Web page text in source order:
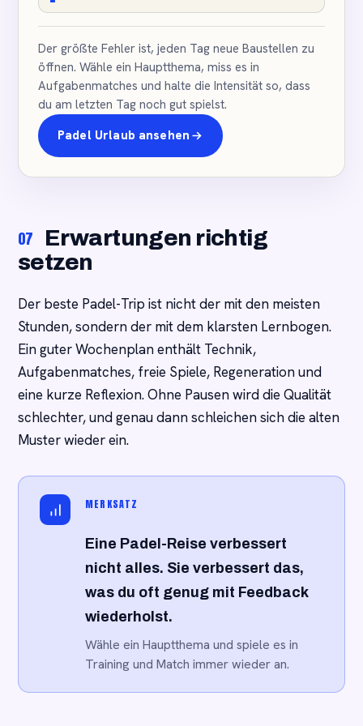
Der größte Fehler ist, jeden Tag neue Baustellen zu
öffnen. Wähle ein Hauptthema, miss es in
Aufgabenmatches und halte die Intensität so, dass
du am letzten Tag noch gut spielst.
Padel Urlaub ansehen
07
Erwartungen richtig
setzen
Der beste Padel-Trip ist nicht der mit den meisten
Stunden, sondern der mit dem klarsten Lernbogen.
Ein guter Wochenplan enthält Technik,
Aufgabenmatches, freie Spiele, Regeneration und
eine kurze Reflexion. Ohne Pausen wird die Qualität
schlechter, und genau dann schleichen sich die alten
Muster wieder ein.
MERKSATZ
Eine Padel-Reise verbessert
nicht alles. Sie verbessert das,
was du oft genug mit Feedback
wiederholst.
Wähle ein Hauptthema und spiele es in
Training und Match immer wieder an.